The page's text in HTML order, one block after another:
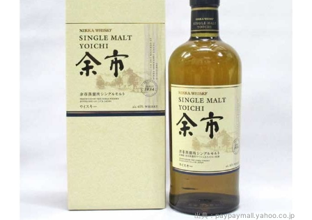
出典：paypaymall.yahoo.co.jp